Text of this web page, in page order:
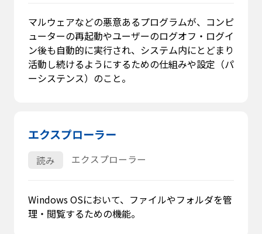
マルウェアなどの悪意あるプログラムが、コンピ
ューターの再起動やユーザーのログオフ・ログイ
ン後も自動的に実行され、システム内にとどまり
活動し続けるようにするための仕組みや設定（パ
ーシステンス）のこと。
エクスプローラー
読み エクスプローラー
Windows OSにおいて、ファイルやフォルダを管
理・閲覧するための機能。